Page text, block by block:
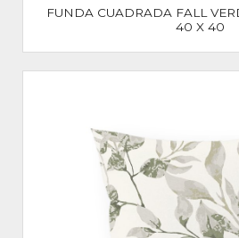
FUNDA CUADRADA FALL
40 X 40